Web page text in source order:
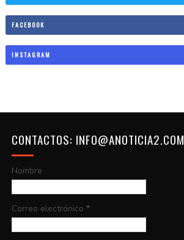
FACEBOOK
INSTAGRAM
CONTACTOS: INFO@ANOTICIA2.COM
Nombre
Correo electrónico *